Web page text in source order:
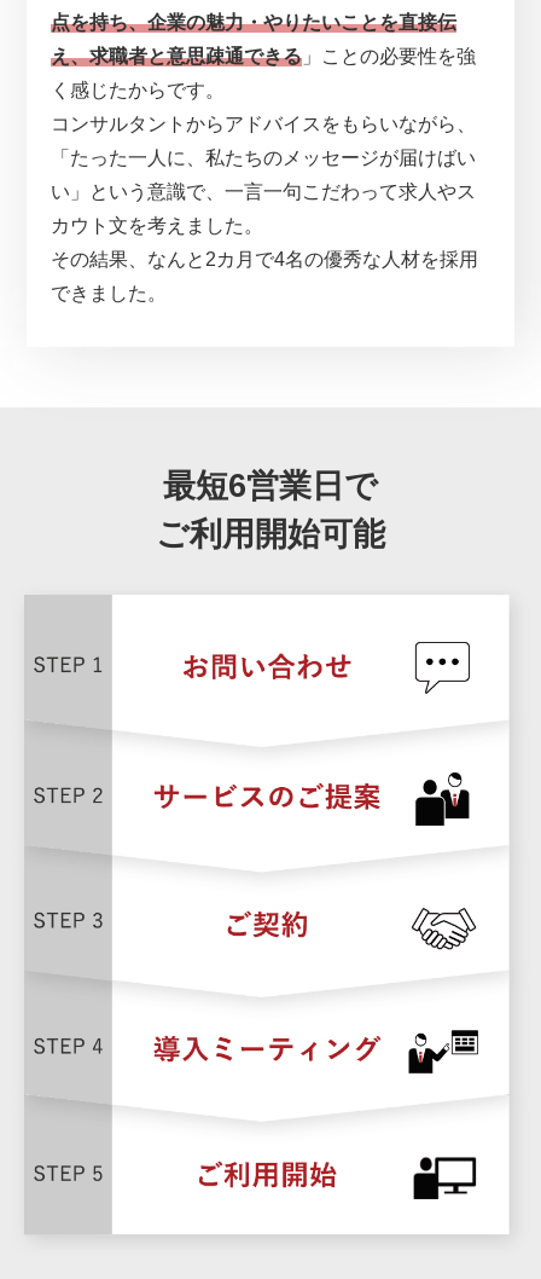
点を持ち、企業の魅力・やりたいことを直接伝
え、求職者と意思疎通できる 」ことの必要性を強
く感じたからです。
コンサルタントからアドバイスをもらいながら、
「たった一人に、私たちのメッセージが届けばい
い」という意識で、一言一句こだわって求人やス
カウト文を考えました。
その結果、なんと2カ月で4名の優秀な人材を採用
できました。
最短6営業日で
ご利用開始可能